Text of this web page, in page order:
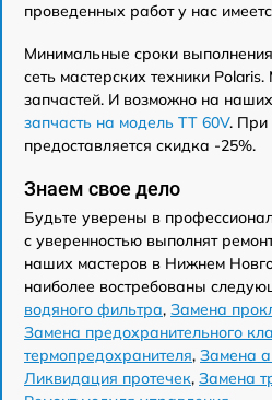
проведенных работ у нас
Минимальные сроки
сеть мастерских техники
запчастей. И возможно на
запчасть на модель TT 60V. При
предоставляется скидка -25%.
Знаем свое дело
Будьте уверены в
с уверенностью выполнят
наших мастеров в Нижнем
наиболее востребованы
водяного фильтра, Замена
Замена предохранительного
термопредохранителя, Замена
Ликвидация протечек, Замена